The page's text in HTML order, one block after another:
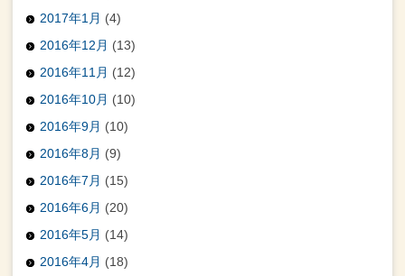
2017年1月 (4)
2016年12月 (13)
2016年11月 (12)
2016年10月 (10)
2016年9月 (10)
2016年8月 (9)
2016年7月 (15)
2016年6月 (20)
2016年5月 (14)
2016年4月 (18)